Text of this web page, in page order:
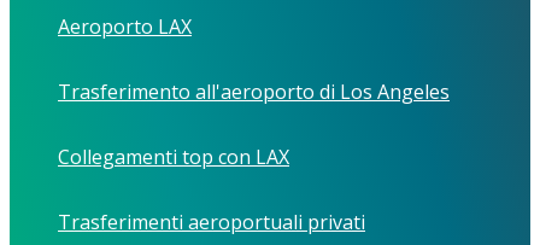
Aeroporto LAX
Trasferimento all'aeroporto di Los Angeles
Collegamenti top con LAX
Trasferimenti aeroportuali privati